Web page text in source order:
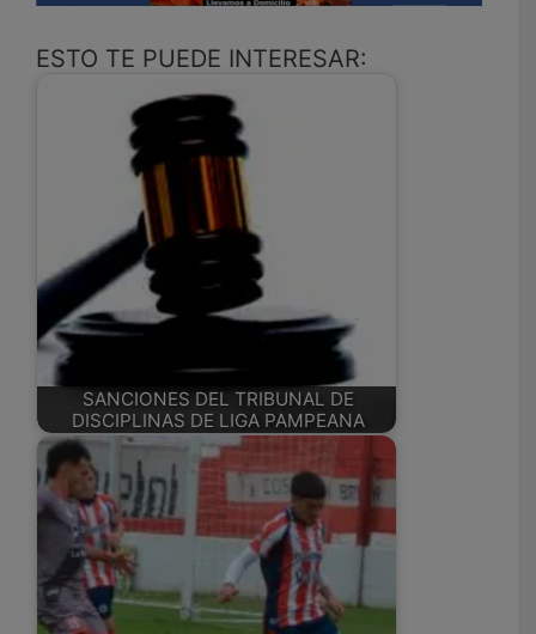
ESTO TE PUEDE INTERESAR:
SANCIONES DEL TRIBUNAL DE
DISCIPLINAS DE LIGA PAMPEANA